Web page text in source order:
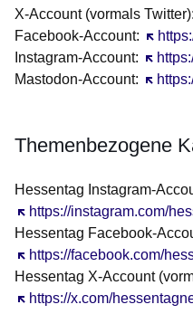
X-Account (vormals Twitter):
Facebook-Account: Öffnet
Instagram-Account: Öffnet
Mastodon-Account: Öffnet
Themenbezogene
Hessentag Instagram-
https://instagram.com/
Öffnet sich in einem neuen
Hessentag Facebook-
https://facebook.com/
Öffnet sich in einem neuen
Hessentag X-Account
https://x.com/
Öffnet sich in einem neuen